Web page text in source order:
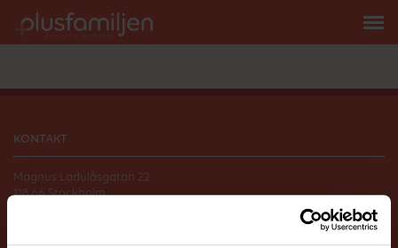
KONTAKT
Magnus Ladulåsgatan 22
118 66 Stockholm